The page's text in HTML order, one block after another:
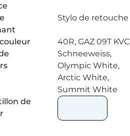
Stylo de retouche
40R, GAZ 09T KVC
Schneeweiss,
Olympic White,
Arctic White,
Summit White
de